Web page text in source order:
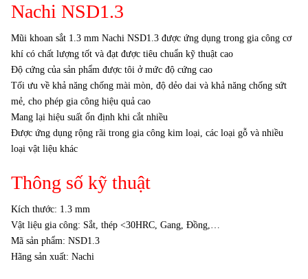
Nachi NSD1.3
Mũi khoan sắt 1.3 mm Nachi NSD1.3 được ứng dụng trong gia công cơ
khí có chất lượng tốt và đạt được tiêu chuẩn kỹ thuật cao
Độ cứng của sản phẩm được tôi ở mức độ cứng cao
Tối ưu về khả năng chống mài mòn, độ dẻo dai và khả năng chống sứt
mẻ, cho phép gia công hiệu quả cao
Mang lại hiệu suất ổn định khi cắt nhiều
Được ứng dụng rộng rãi trong gia công kim loại, các loại gỗ và nhiều
loại vật liệu khác
Thông số kỹ thuật
Kích thước: 1.3 mm
Vật liệu gia công: Sắt, thép <30HRC, Gang, Đồng,…
Mã sản phẩm: NSD1.3
Hãng sản xuất: Nachi